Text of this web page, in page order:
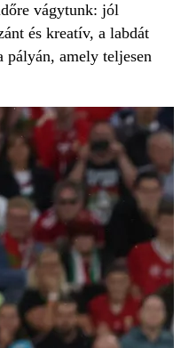
vágytunk: jól
és kreatív, a labdát
pályán, amely teljesen